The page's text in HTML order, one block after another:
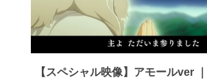
【スペシャル映像】アモールver